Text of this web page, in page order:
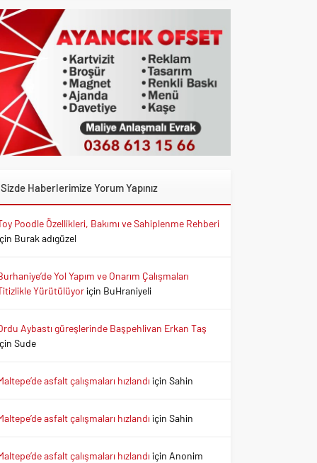
Sizde Haberlerimize Yorum Yapınız
Poodle Özellikleri, Bakımı ve Sahiplenme Rehberi
Burak adıgüzel
Yol Yapım ve Onarım Çalışmaları
Yürütülüyoriçin BuHraniyeli
Aybastı güreşlerinde Başpehlivan Erkan Taş
Sude
asfalt çalışmaları hızlandı içinSahin
asfalt çalışmaları hızlandı içinSahin
asfalt çalışmaları hızlandı için Anonim